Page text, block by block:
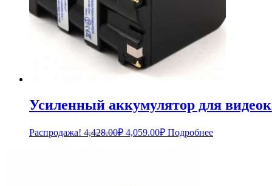
Усиленный аккумулятор для
Распродажа! 4,428.00₽ Первоначальная
4,059.00₽Текущая
цена:
Подробнее